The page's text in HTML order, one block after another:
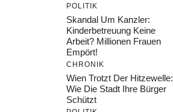
POLITIK
Skandal Um Kanzler:
Kinderbetreuung Keine
Arbeit? Millionen Frauen
Empört!
CHRONIK
Wien Trotzt Der Hitzewelle:
Wie Die Stadt Ihre Bürger
Schützt